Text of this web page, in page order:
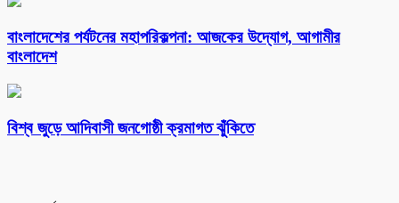
বাংলাদেশের পর্যটনের মহাপরিকল্পনা: আজকের উদ্যোগ, আগামীর
বাংলাদেশ
বিশ্ব জুড়ে আদিবাসী জনগোষ্ঠী ক্রমাগত ঝুঁকিতে